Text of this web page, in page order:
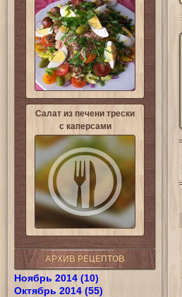
Салат из печени трески
с каперсами
АРХИВ РЕЦЕПТОВ
Ноябрь 2014 (10)
Октябрь 2014 (55)